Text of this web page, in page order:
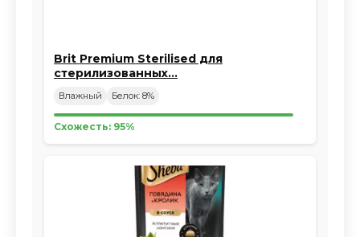
Brit Premium Sterilised для
стерилизованных…
Влажный Белок: 8%
Схожесть: 95%